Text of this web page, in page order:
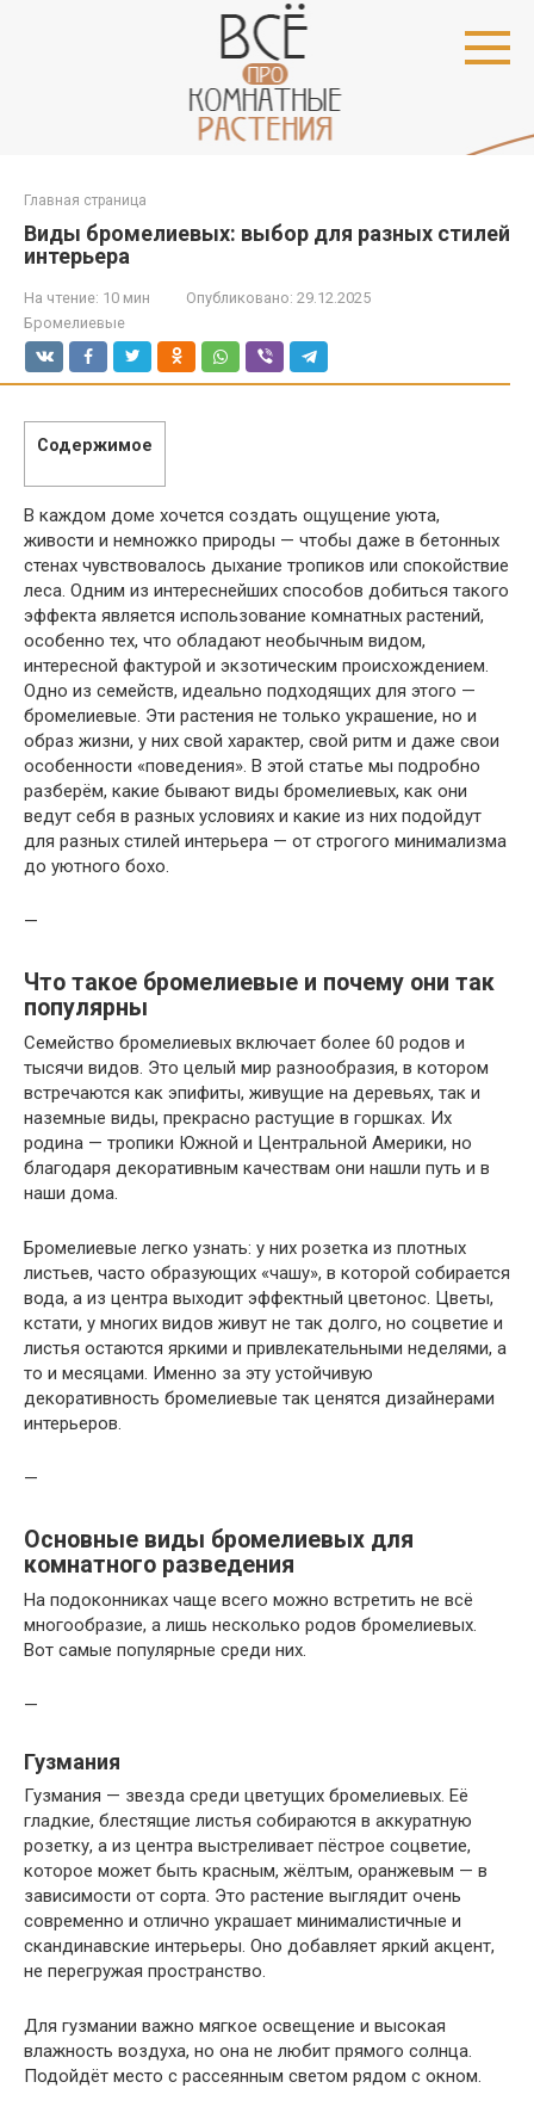
Главная страница
Виды бромелиевых: выбор для разных стилей
интерьера
На чтение: 10 мин Опубликовано: 29.12.2025
Бромелиевые
Содержимое
В каждом доме хочется создать ощущение уюта,
живости и немножко природы — чтобы даже в бетонных
стенах чувствовалось дыхание тропиков или спокойствие
леса. Одним из интереснейших способов добиться такого
эффекта является использование комнатных растений,
особенно тех, что обладают необычным видом,
интересной фактурой и экзотическим происхождением.
Одно из семейств, идеально подходящих для этого —
бромелиевые. Эти растения не только украшение, но и
образ жизни, у них свой характер, свой ритм и даже свои
особенности «поведения». В этой статье мы подробно
разберём, какие бывают виды бромелиевых, как они
ведут себя в разных условиях и какие из них подойдут
для разных стилей интерьера — от строгого минимализма
до уютного бохо.
—
Что такое бромелиевые и почему они так
популярны
Семейство бромелиевых включает более 60 родов и
тысячи видов. Это целый мир разнообразия, в котором
встречаются как эпифиты, живущие на деревьях, так и
наземные виды, прекрасно растущие в горшках. Их
родина — тропики Южной и Центральной Америки, но
благодаря декоративным качествам они нашли путь и в
наши дома.
Бромелиевые легко узнать: у них розетка из плотных
листьев, часто образующих «чашу», в которой собирается
вода, а из центра выходит эффектный цветонос. Цветы,
кстати, у многих видов живут не так долго, но соцветие и
листья остаются яркими и привлекательными неделями, а
то и месяцами. Именно за эту устойчивую
декоративность бромелиевые так ценятся дизайнерами
интерьеров.
—
Основные виды бромелиевых для
комнатного разведения
На подоконниках чаще всего можно встретить не всё
многообразие, а лишь несколько родов бромелиевых.
Вот самые популярные среди них.
—
Гузмания
Гузмания — звезда среди цветущих бромелиевых. Её
гладкие, блестящие листья собираются в аккуратную
розетку, а из центра выстреливает пёстрое соцветие,
которое может быть красным, жёлтым, оранжевым — в
зависимости от сорта. Это растение выглядит очень
современно и отлично украшает минималистичные и
скандинавские интерьеры. Оно добавляет яркий акцент,
не перегружая пространство.
Для гузмании важно мягкое освещение и высокая
влажность воздуха, но она не любит прямого солнца.
Подойдёт место с рассеянным светом рядом с окном.